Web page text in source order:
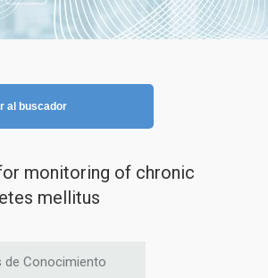
al buscador
monitoring of chronic
mellitus
de Conocimiento